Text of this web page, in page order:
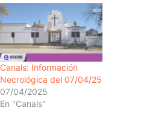
Canals: Información
Necrológica del 07/04/25
07/04/2025
En "Canals"